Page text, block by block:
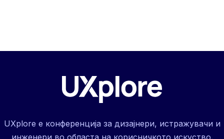
UXplore е конференција за дизајнери, истражувачи и
инженери во областа на корисничкото искуство.